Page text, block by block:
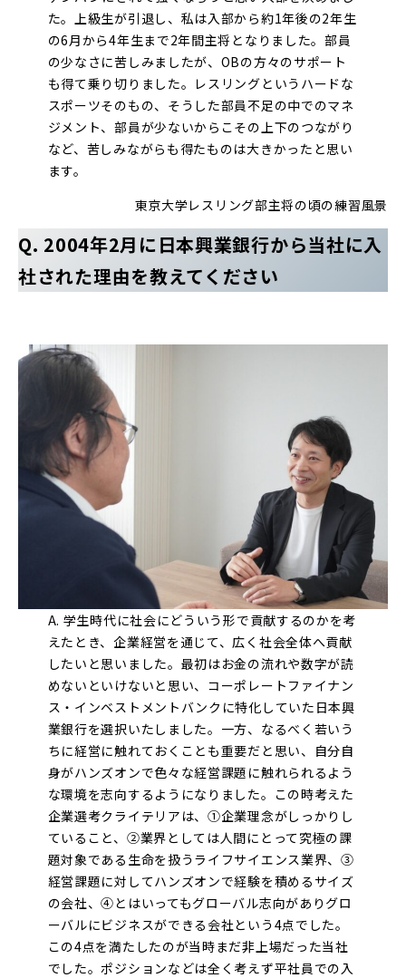
た。上級生が引退し、私は入部から約1年後の2年生
の6月から4年生まで2年間主将となりました。部員
の少なさに苦しみましたが、OBの方々のサポート
も得て乗り切りました。レスリングというハードな
スポーツそのもの、そうした部員不足の中でのマネ
ジメント、部員が少ないからこその上下のつながり
など、苦しみながらも得たものは大きかったと思い
ます。
東京大学レスリング部主将の頃の練習風景
Q. 2004年2月に日本興業銀行から当社に入
社された理由を教えてください
A. 学生時代に社会にどういう形で貢献するのかを考
えたとき、企業経営を通じて、広く社会全体へ貢献
したいと思いました。最初はお金の流れや数字が読
めないといけないと思い、コーポレートファイナン
ス・インベストメントバンクに特化していた日本興
業銀行を選択いたしました。一方、なるべく若いう
ちに経営に触れておくことも重要だと思い、自分自
身がハンズオンで色々な経営課題に触れられるよう
な環境を志向するようになりました。この時考えた
企業選考クライテリアは、①企業理念がしっかりし
ていること、②業界としては人間にとって究極の課
題対象である生命を扱うライフサイエンス業界、③
経営課題に対してハンズオンで経験を積めるサイズ
の会社、④とはいってもグローバル志向がありグロ
ーバルにビジネスができる会社という4点でした。
この4点を満たしたのが当時まだ非上場だった当社
でした。ポジションなどは全く考えず平社員での入